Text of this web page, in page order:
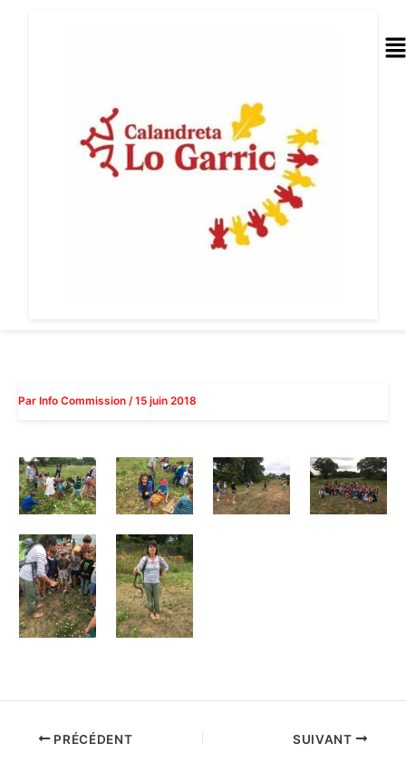
Par Info Commission /15 juin 2018
PRÉCÉDENT SUIVANT